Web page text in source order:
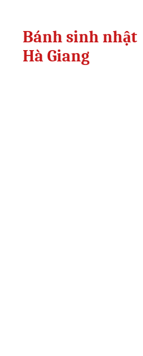
Bánh sinh nhật
Hà Giang